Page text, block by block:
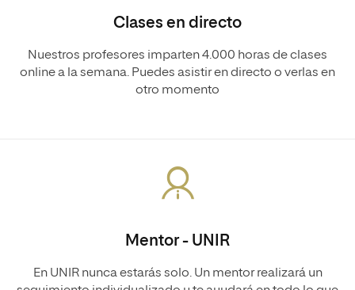
Clases en directo
Nuestros profesores imparten 4.000 horas de clases
online a la semana. Puedes asistir en directo o verlas en
otro momento
Mentor - UNIR
En UNIR nunca estarás solo. Un mentor realizará un